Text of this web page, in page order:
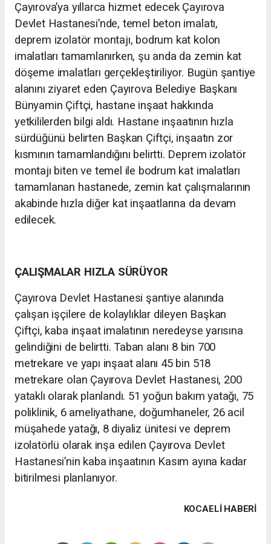
Çayırova’ya yıllarca hizmet edecek Çayırova
Devlet Hastanesi’nde, temel beton imalatı,
deprem izolatör montajı, bodrum kat kolon
imalatları tamamlanırken, şu anda da zemin kat
döşeme imalatları gerçekleştiriliyor. Bugün şantiye
alanını ziyaret eden Çayırova Belediye Başkanı
Bünyamin Çiftçi, hastane inşaat hakkında
yetkililerden bilgi aldı. Hastane inşaatının hızla
sürdüğünü belirten Başkan Çiftçi, inşaatın zor
kısmının tamamlandığını belirtti. Deprem izolatör
montajı biten ve temel ile bodrum kat imalatları
tamamlanan hastanede, zemin kat çalışmalarının
akabinde hızla diğer kat inşaatlarına da devam
edilecek.
ÇALIŞMALAR HIZLA SÜRÜYOR
Çayırova Devlet Hastanesi şantiye alanında
çalışan işçilere de kolaylıklar dileyen Başkan
Çiftçi, kaba inşaat imalatının neredeyse yarısına
gelindiğini de belirtti. Taban alanı 8 bin 700
metrekare ve yapı inşaat alanı 45 bin 518
metrekare olan Çayırova Devlet Hastanesi, 200
yataklı olarak planlandı. 51 yoğun bakım yatağı, 75
poliklinik, 6 ameliyathane, doğumhaneler, 26 acil
müşahede yatağı, 8 diyaliz ünitesi ve deprem
izolatörlü olarak inşa edilen Çayırova Devlet
Hastanesi’nin kaba inşaatının Kasım ayına kadar
bitirilmesi planlanıyor.
KOCAELI HABERİ